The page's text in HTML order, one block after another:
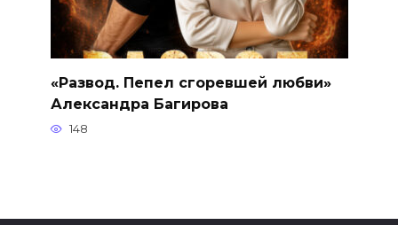
«Развод. Пепел сгоревшей любви»
Александра Багирова
148